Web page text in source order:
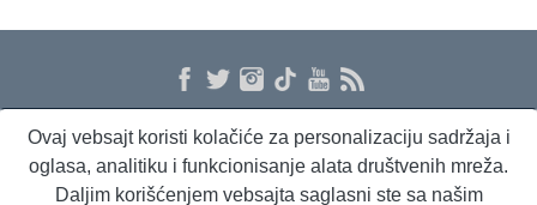
O nama Proizvodi i usluge Politika privatnosti Kontakt RSS
Ovaj vebsajt koristi kolačiće za personalizaciju sadržaja i
oglasa, analitiku i funkcionisanje alata društvenih mreža.
Daljim korišćenjem vebsajta saglasni ste sa našim